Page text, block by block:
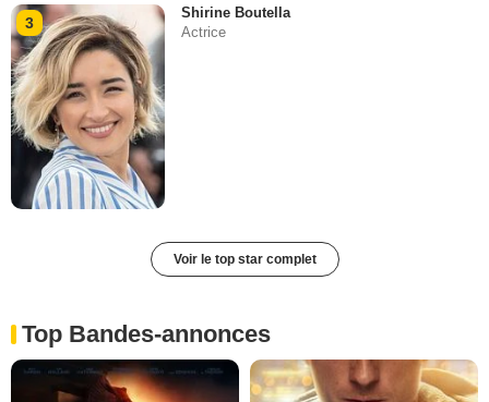
3
Shirine Boutella
Actrice
Voir le top star complet
Top Bandes-annonces